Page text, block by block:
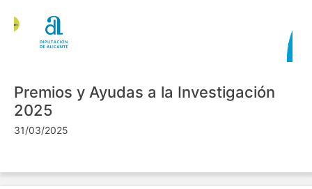
Premios y Ayudas a la Investigación
2025
31/03/2025